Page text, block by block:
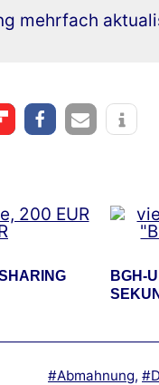
mehrfach
BGH-
Verschlagwortet
Abmahnung,